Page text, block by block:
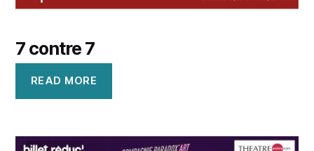
7 contre 7
READ MORE